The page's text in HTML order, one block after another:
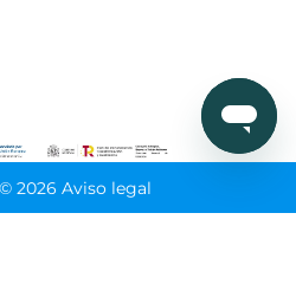
2026 Aviso legal